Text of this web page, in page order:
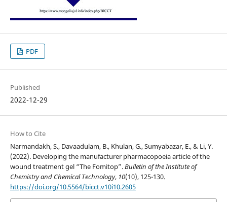
PDF
Published
2022-12-29
How to Cite
Narmandakh, S., Davaadulam, B., Khulan, G., Sumyabazar, E., & Li, Y.
(2022). Developing the manufacturer pharmacopoeia article of the
wound treatment gel “The Fomitop”.Bulletin of the Institute of
Chemistry and Chemical Technology, 10(10), 125-130.
https://doi.org/10.5564/bicct.v10i10.2605